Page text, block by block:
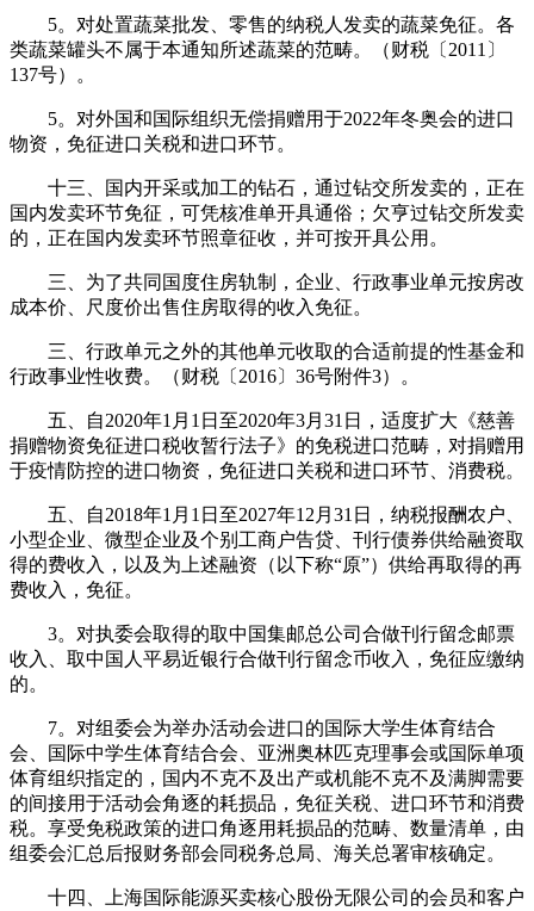
5。对处置蔬菜批发、零售的纳税人发卖的蔬菜免征。各
类蔬菜罐头不属于本通知所述蔬菜的范畴。（财税〔2011〕
137号）。
5。对外国和国际组织无偿捐赠用于2022年冬奥会的进口
物资，免征进口关税和进口环节。
十三、国内开采或加工的钻石，通过钻交所发卖的，正在
国内发卖环节免征，可凭核准单开具通俗；欠亨过钻交所发卖
的，正在国内发卖环节照章征收，并可按开具公用。
三、为了共同国度住房轨制，企业、行政事业单元按房改
成本价、尺度价出售住房取得的收入免征。
三、行政单元之外的其他单元收取的合适前提的性基金和
行政事业性收费。（财税〔2016〕36号附件3）。
五、自2020年1月1日至2020年3月31日，适度扩大《慈善
捐赠物资免征进口税收暂行法子》的免税进口范畴，对捐赠用
于疫情防控的进口物资，免征进口关税和进口环节、消费税。
五、自2018年1月1日至2027年12月31日，纳税报酬农户、
小型企业、微型企业及个别工商户告贷、刊行债券供给融资取
得的费收入，以及为上述融资（以下称“原”）供给再取得的再
费收入，免征。
3。对执委会取得的取中国集邮总公司合做刊行留念邮票
收入、取中国人平易近银行合做刊行留念币收入，免征应缴纳
的。
7。对组委会为举办活动会进口的国际大学生体育结合
会、国际中学生体育结合会、亚洲奥林匹克理事会或国际单项
体育组织指定的，国内不克不及出产或机能不克不及满脚需要
的间接用于活动会角逐的耗损品，免征关税、进口环节和消费
税。享受免税政策的进口角逐用耗损品的范畴、数量清单，由
组委会汇总后报财务部会同税务总局、海关总署审核确定。
十四、上海国际能源买卖核心股份无限公司的会员和客户